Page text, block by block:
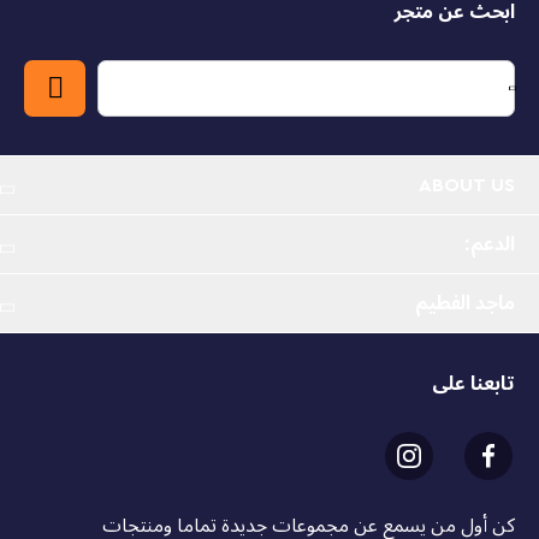
التفصيلية.
3 حيوانات سفاري في مجموعة واحدة تتضمن لعبة الأسد -
يمكن للأولاد والبنات بعمر 9 سنوات فما فوق بناء وإعادة بناء 3
نماذج مختلفة باستخدام نفس المكعبات في مجموعة بناء
حيوانات السفاري البرية 3 في 1 من ليغو® كريتور
مجسمات حيوانات متحركة - يمكن للعبة الزرافة تحريك
ساقيها ورقبتها الطويلة وذيلها وأذنيها، ويمكن للعبتي الغزال
تحريك أرجلها ورقبتها وأذنيها، ويمكن للعبة الأسد تحريك
نماذج العرض – يمكن أن تقف جميع نماذج حيوانات ليغو®
السرير بعد الانتهاء من مغامرات لعب الأدوار في رحلات
ابحث عن متجر
كن أول من يسمع عن مجموعات جديدة تماما ومنتجات
تابعنا على